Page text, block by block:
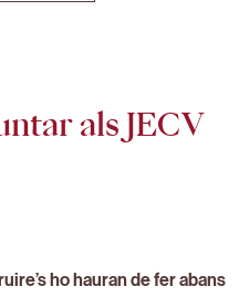
als JECV
ho hauran de fer abans